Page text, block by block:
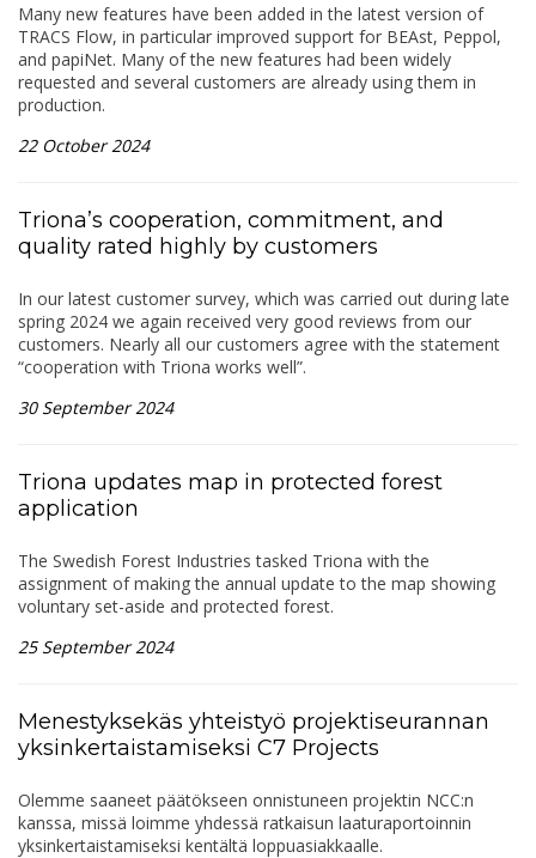
Many new features have been added in the latest version of
TRACS Flow, in particular improved support for BEAst, Peppol,
and papiNet. Many of the new features had been widely
requested and several customers are already using them in
production.
22 October 2024
Triona’s cooperation, commitment, and
quality rated highly by customers
In our latest customer survey, which was carried out during late
spring 2024 we again received very good reviews from our
customers. Nearly all our customers agree with the statement
“cooperation with Triona works well”.
30 September 2024
Triona updates map in protected forest
application
The Swedish Forest Industries tasked Triona with the
assignment of making the annual update to the map showing
voluntary set-aside and protected forest.
25 September 2024
Menestyksekäs yhteistyö projektiseurannan
yksinkertaistamiseksi C7 Projects
Olemme saaneet päätökseen onnistuneen projektin NCC:n
kanssa, missä loimme yhdessä ratkaisun laaturaportoinnin
yksinkertaistamiseksi kentältä loppuasiakkaalle.